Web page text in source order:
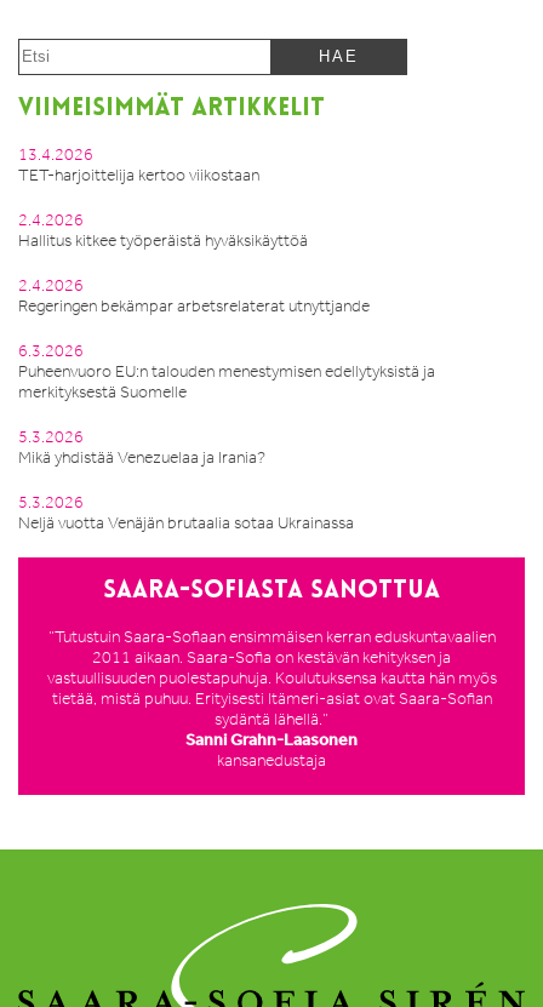
VIIMEISIMMÄT ARTIKKELIT
13.4.2026
TET-harjoittelija kertoo viikostaan
2.4.2026
Hallitus kitkee työperäistä hyväksikäyttöä
2.4.2026
Regeringen bekämpar arbetsrelaterat utnyttjande
6.3.2026
Puheenvuoro EU:n talouden menestymisen edellytyksistä ja
merkityksestä Suomelle
5.3.2026
Mikä yhdistää Venezuelaa ja Irania?
5.3.2026
Neljä vuotta Venäjän brutaalia sotaa Ukrainassa
Saara-Sofiasta sanottua
”Tutustuin Saara-Sofiaan ensimmäisen kerran eduskuntavaalien
2011 aikaan. Saara-Sofia on kestävän kehityksen ja
vastuullisuuden puolestapuhuja. Koulutuksensa kautta hän myös
tietää, mistä puhuu. Erityisesti Itämeri-asiat ovat Saara-Sofian
sydäntä lähellä.”
Sanni Grahn-Laasonen
kansanedustaja